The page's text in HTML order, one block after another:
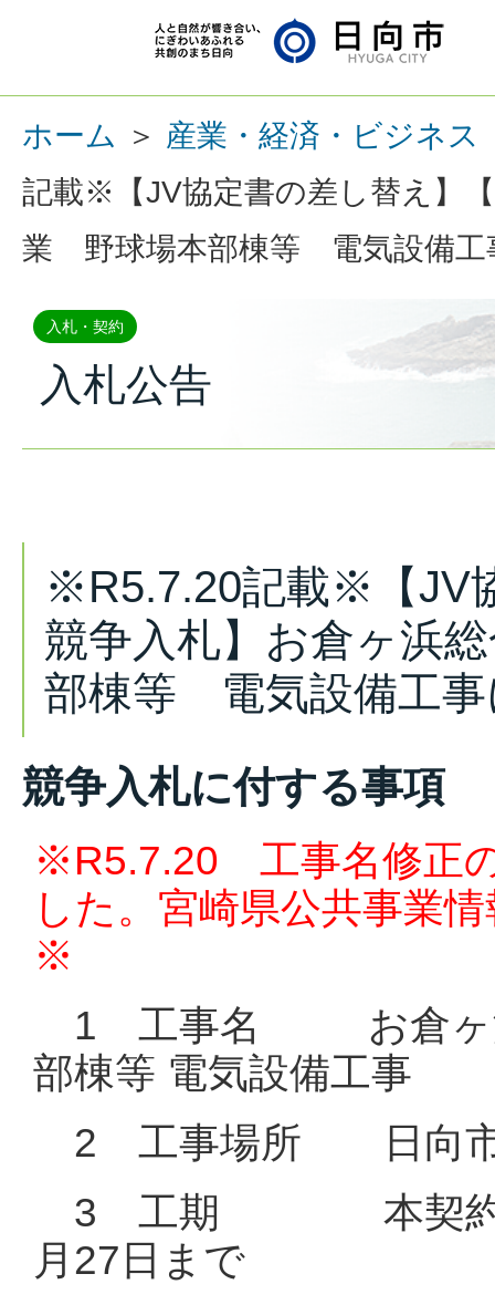
ホーム ＞ 産業・経済・ビジネス
記載※【JV協定書の差し替え】
業 野球場本部棟等 電気設備工
入札・契約
入札公告
※R5.7.20記載※【JV
競争入札】お倉ヶ浜
部棟等 電気設備工事
競争入札に付する事項
※R5.7.20 工事名修正
した。 宮崎県公共事業
※
1 工事名 お倉ヶ浜
部棟等 電気設備工事
2 工事場所 日向市
3 工期 本契約締
月27日まで